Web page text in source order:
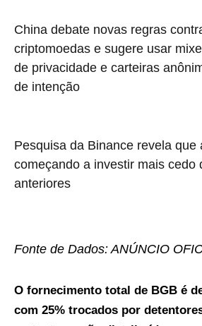
China debate novas regras
criptomoedas e sugere usar
de privacidade e carteiras
de intenção
Pesquisa da Binance revela que
começando a investir mais cedo
anteriores
Fonte de Dados: ANÚNCIO
O fornecimento total de BGB é
com 25% trocados por